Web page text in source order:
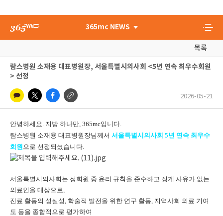
365mc NEWS
목록
람스병원 소재용 대표병원장, 서울특별시의사회 <5년 연속 최우수회원
> 선정
2026-05-21
안녕하세요. 지방 하나만, 365mc입니다.
람스병원 소재용 대표병원장님께서 서울특별시의사회 5년 연속 최우수
회원으로 선정되셨습니다.
서울특별시의사회는 정회원 중 윤리 규칙을 준수하고 징계 사유가 없는
의료인을 대상으로,
진료 활동의 성실성, 학술적 발전을 위한 연구 활동, 지역사회 의료 기여
도 등을 종합적으로 평가하여